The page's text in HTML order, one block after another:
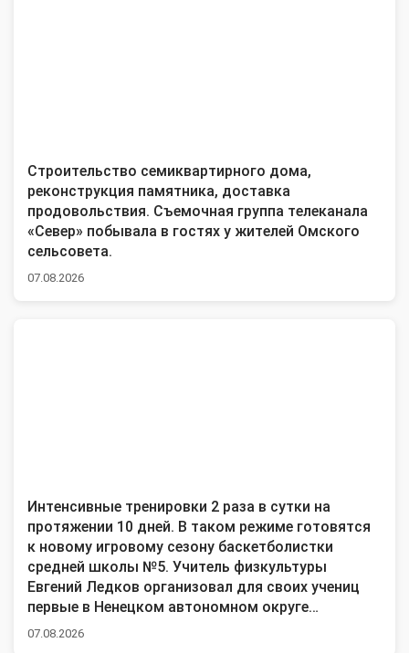
Строительство семиквартирного дома,
реконструкция памятника, доставка
продовольствия. Съемочная группа телеканала
«Север» побывала в гостях у жителей Омского
сельсовета.
07.08.2026
Интенсивные тренировки 2 раза в сутки на
протяжении 10 дней. В таком режиме готовятся
к новому игровому сезону баскетболистки
средней школы №5. Учитель физкультуры
Евгений Ледков организовал для своих учениц
первые в Ненецком автономном округе
спортивные сборы с приглашенным тренером из
07.08.2026